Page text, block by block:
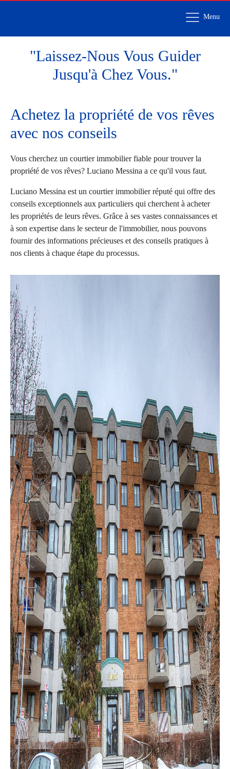
Menu
"Laissez-Nous Vous Guider
Jusqu'à Chez Vous."
Achetez la propriété de vos rêves
avec nos conseils
Vous cherchez un courtier immobilier fiable pour trouver la
propriété de vos rêves? Luciano Messina a ce qu'il vous faut.
Luciano Messina est un courtier immobilier réputé qui offre des
conseils exceptionnels aux particuliers qui cherchent à acheter
les propriétés de leurs rêves. Grâce à ses vastes connaissances et
à son expertise dans le secteur de l'immobilier, nous pouvons
fournir des informations précieuses et des conseils pratiques à
nos clients à chaque étape du processus.